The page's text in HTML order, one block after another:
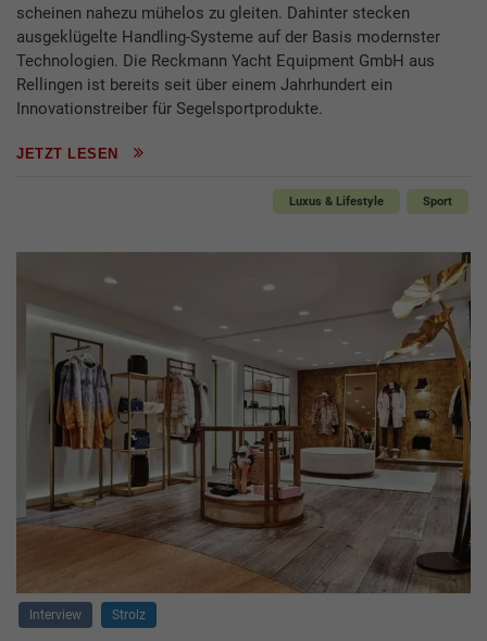
scheinen nahezu mühelos zu gleiten. Dahinter stecken
ausgeklügelte Handling-Systeme auf der Basis modernster
Technologien. Die Reckmann Yacht Equipment GmbH aus
Rellingen ist bereits seit über einem Jahrhundert ein
Innovationstreiber für Segelsportprodukte.
JETZT LESEN
Luxus & Lifestyle Sport
Interview Strolz